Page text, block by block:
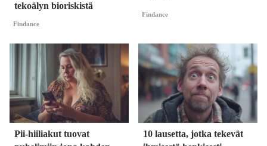
tekoälyn bioriskistä
Findance
Findance
Pii-hiiliakut tuovat
10 lausetta, jotka tekevät